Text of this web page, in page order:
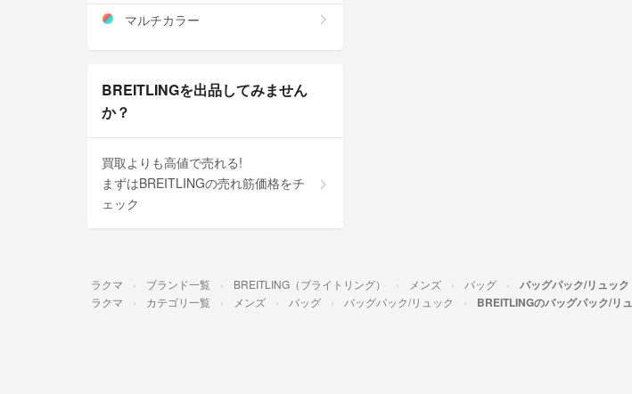
マルチカラー
BREITLINGを出品してみません
か？
買取よりも高値で売れる!
まずはBREITLINGの売れ筋価格をチ
ェック
ラクマ ブランド一覧 BREITLING（ブライトリング） メンズ バッグ バッグパック/リュック
ラクマ カテゴリ一覧 メンズ バッグ バッグパック/リュック BREITLINGのバッグパック/リ